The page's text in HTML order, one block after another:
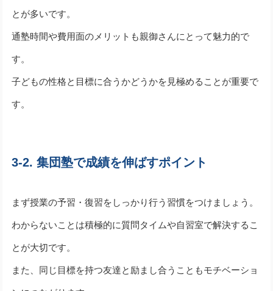
とが多いです。
通塾時間や費用面のメリットも親御さんにとって魅力的で
す。
子どもの性格と目標に合うかどうかを見極めることが重要で
す。
3-2. 集団塾で成績を伸ばすポイント
まず授業の予習・復習をしっかり行う習慣をつけましょう。
わからないことは積極的に質問タイムや自習室で解決するこ
とが大切です。
また、同じ目標を持つ友達と励まし合うこともモチベーショ